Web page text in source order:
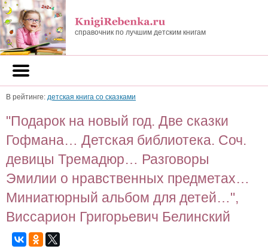
справочник по лучшим детским книгам
В рейтинге: детская книга со сказками
"Подарок на новый год. Две сказки
Гофмана… Детская библиотека. Соч.
девицы Тремадюр… Разговоры
Эмилии о нравственных предметах…
Миниатюрный альбом для детей…",
Виссарион Григорьевич Белинский